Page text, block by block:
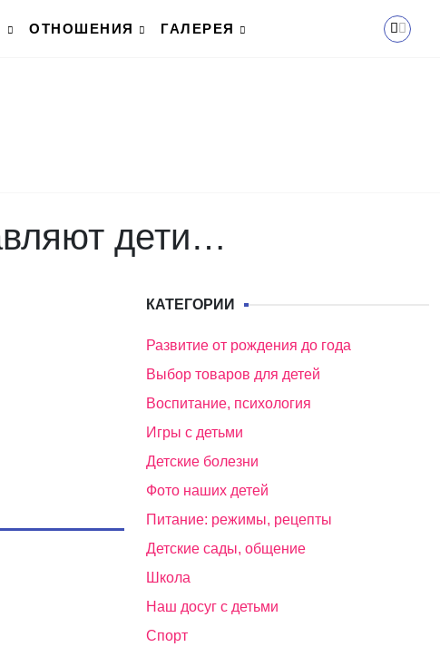
ОТНОШЕНИЯ ГАЛЕРЕЯ
дети…
КАТЕГОРИИ
Развитие от рождения до года
Выбор товаров для детей
Воспитание, психология
Игры с детьми
Детские болезни
Фото наших детей
Питание: режимы, рецепты
Детские сады, общение
Школа
Наш досуг с детьми
Спорт